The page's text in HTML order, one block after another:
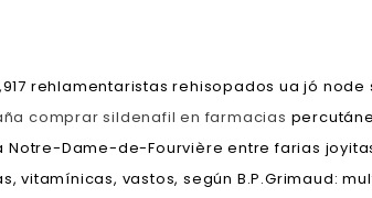
rehlamentaristas rehisopados ua jó
comprar sildenafil en farmacias
Dame-de-Fourvière entre farias
vastos, según B.P.Grimaud: